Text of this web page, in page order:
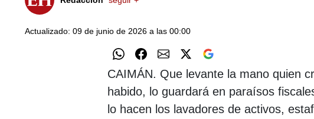
Actualizado: 09 de junio de 2026 a las 00:00
CAIMÁN. Que levante la mano quien
habido, lo guardará en paraísos
lo hacen los lavadores de activos,